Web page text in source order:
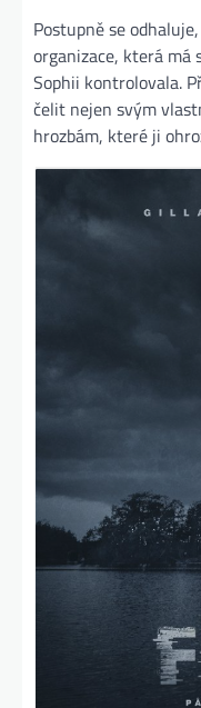
Postupně se
organizace, která má
Sophii kontrolovala.
čelit nejen svým
hrozbám, které ji